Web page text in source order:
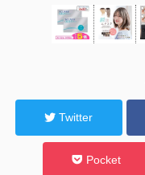
Twitter
Pocket